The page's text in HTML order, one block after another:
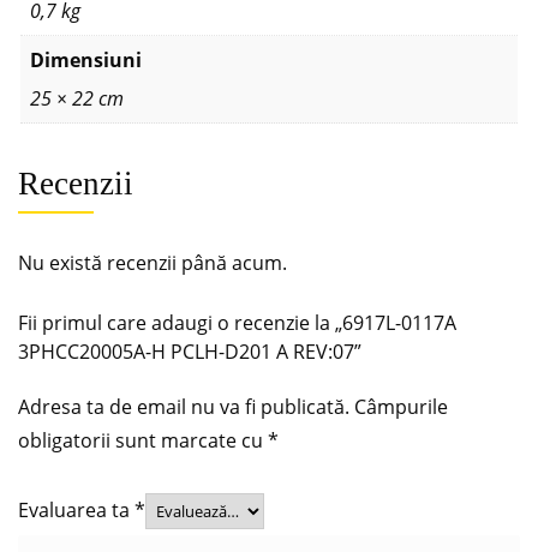
0,7 kg
Dimensiuni
25 × 22 cm
Recenzii
Nu există recenzii până acum.
Fii primul care adaugi o recenzie la „6917L-0117A
3PHCC20005A-H PCLH-D201 A REV:07”
Adresa ta de email nu va fi publicată. Câmpurile
obligatorii sunt marcate cu *
Evaluarea ta *